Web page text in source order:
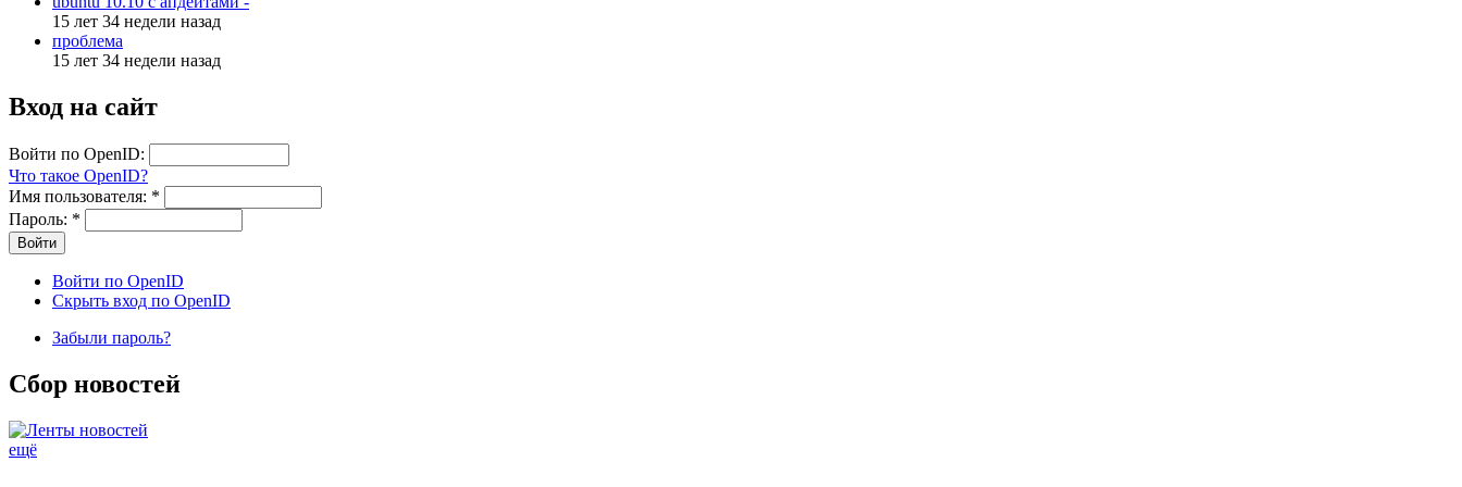
15 лет 34 недели назад
проблема
15 лет 34 недели назад
Вход на сайт
Войти по OpenID:
Что такое OpenID?
Имя пользователя: *
Пароль: *
Войти по OpenID
Скрыть вход по OpenID
Забыли пароль?
Сбор новостей
ещё